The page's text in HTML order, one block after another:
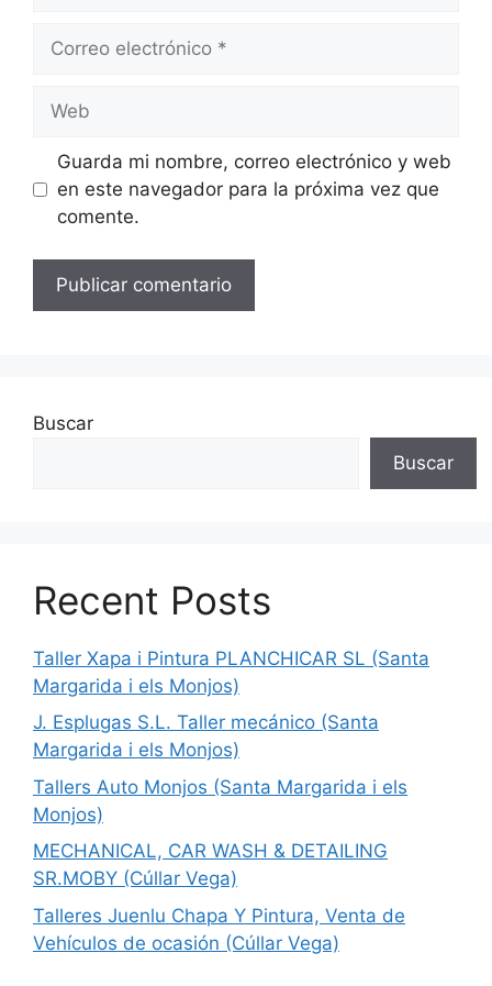
Correo
Web
Guarda mi nombre, correo electrónico y web
en este navegador para la próxima vez que
comente.
Buscar
Buscar
Recent Posts
Taller Xapa i Pintura PLANCHICAR SL (Santa
Margarida i els Monjos)
J. Esplugas S.L. Taller mecánico (Santa
Margarida i els Monjos)
Tallers Auto Monjos (Santa Margarida i els
Monjos)
MECHANICAL, CAR WASH & DETAILING
SR.MOBY (Cúllar Vega)
Talleres Juenlu Chapa Y Pintura, Venta de
Vehículos de ocasión (Cúllar Vega)